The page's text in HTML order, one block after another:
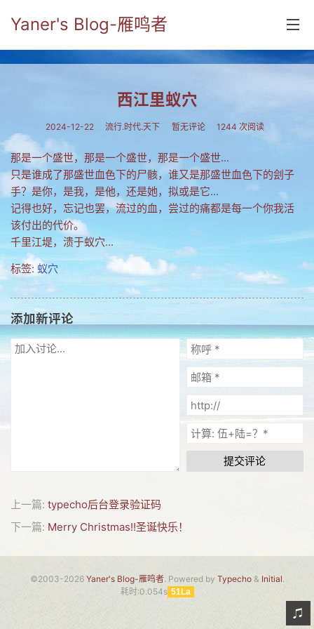
Yaner's Blog-雁鸣者
分类
毕业留言册
流年
流行.时代.天下
网络新事物
网友情怀
西江里蚁穴
2024-12-22 流行.时代.天下 暂无评论 1244 次阅读
那是一个盛世，那是一个盛世，那是一个盛世...
只是谁成了那盛世血色下的尸骸，谁又是那盛世血色下的刽子
手？是你，是我，是他，还是她，拟或是它...
记得也好，忘记也罢，流过的血，尝过的痛都是每一个你我活
该付出的代价。
千里江堤，溃于蚁穴...
标签: 蚁穴
添加新评论
提交评论
上一篇: typecho后台登录验证码
下一篇: Merry Christmas!!圣诞快乐！
©2003-2026 Yaner's Blog-雁鸣者. Powered by Typecho& Initial.
耗时:0.054s 51La